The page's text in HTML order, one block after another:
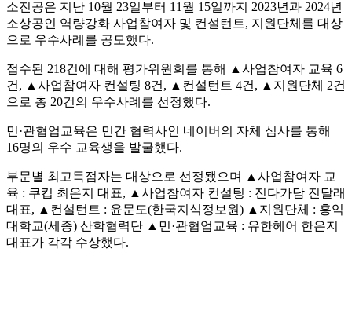
소진공은 지난 10월 23일부터 11월 15일까지 2023년과 2024년
소상공인 역량강화 사업참여자 및 컨설턴트, 지원단체를 대상
으로 우수사례를 공모했다.
접수된 218건에 대해 평가위원회를 통해 ▲사업참여자 교육 6
건, ▲사업참여자 컨설팅 8건, ▲컨설턴트 4건, ▲지원단체 2건
으로 총 20건의 우수사례를 선정했다.
민·관협업교육은 민간 협력사인 네이버의 자체 심사를 통해
16명의 우수 교육생을 발굴했다.
부문별 최고득점자는 대상으로 선정됐으며 ▲사업참여자 교
육 : 쿠킵 최은지 대표, ▲사업참여자 컨설팅 : 진다가담 진달래
대표, ▲컨설턴트 : 윤문도(한국지식정보원) ▲지원단체 : 홍익
대학교(세종) 산학협력단 ▲민·관협업교육 : 유한헤어 한은지
대표가 각각 수상했다.